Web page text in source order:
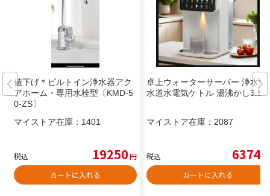
値下げ＊ビルトイン浄水器アク
アホーム・専用水栓型〔KMD-5
0-ZS〕
マイストア在庫： 1401
税込 19250円
カートに入れる
卓上ウォーターサーバー 浄水型
水道水電気ケトル 湯沸かし3.5L
マイストア在庫： 2087
税込 6374
カートに入れる